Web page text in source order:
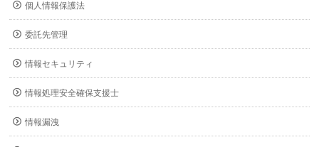
個人情報保護法
委託先管理
情報セキュリティ
情報処理安全確保支援士
情報漏洩